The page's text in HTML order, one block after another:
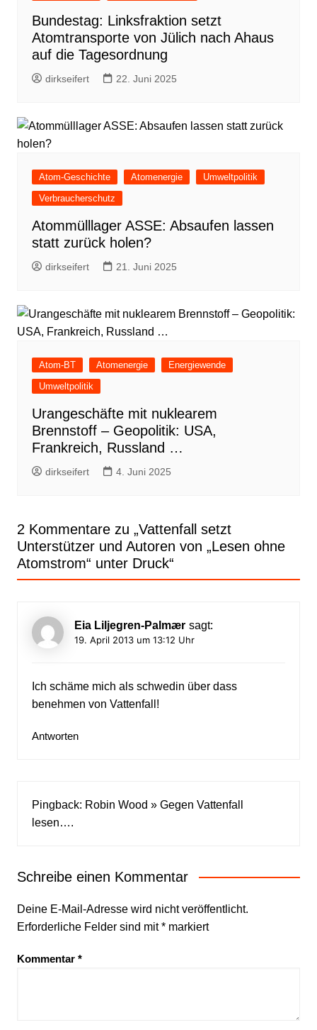
Bundestag: Linksfraktion setzt
Atomtransporte von Jülich nach Ahaus
auf die Tagesordnung
dirkseifert 22. Juni 2025
Atom-Geschichte Atomenergie
Umweltpolitik
Verbraucherschutz
Atommülllager ASSE: Absaufen lassen
statt zurück holen?
dirkseifert 21. Juni 2025
Atom-BT Atomenergie
Energiewende
Umweltpolitik
Urangeschäfte mit nuklearem
Brennstoff – Geopolitik: USA,
Frankreich, Russland …
dirkseifert 4. Juni 2025
2 Kommentare zu „Vattenfall setzt
Unterstützer und Autoren von „Lesen ohne
Atomstrom“ unter Druck“
Eia Liljegren-Palmær sagt:
19. April 2013 um 13:12 Uhr
Ich schäme mich als schwedin über dass
benehmen von Vattenfall!
Antworten
Pingback: Robin Wood » Gegen Vattenfall
lesen….
Schreibe einen Kommentar
Deine E-Mail-Adresse wird nicht veröffentlicht.
Erforderliche Felder sind mit*markiert
Kommentar *